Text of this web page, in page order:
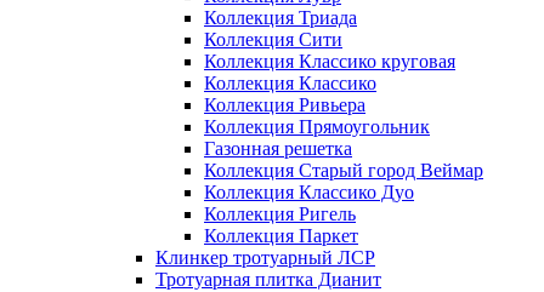
Коллекция Триада
Коллекция Сити
Коллекция Классико круговая
Коллекция Классико
Коллекция Ривьера
Коллекция Прямоугольник
Газонная решетка
Коллекция Старый город Веймар
Коллекция Классико Дуо
Коллекция Ригель
Коллекция Паркет
Клинкер тротуарный ЛСР
Тротуарная плитка Дианит